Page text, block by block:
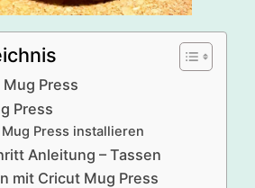
Press
Press
Press installieren
Anleitung – Tassen
mit Cricut Mug Press